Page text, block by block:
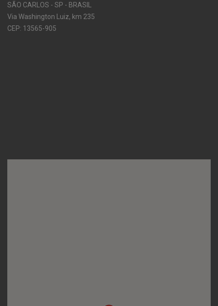
SÃO CARLOS - SP - BRASIL
Via Washington Luiz, km 235
CEP: 13565-905